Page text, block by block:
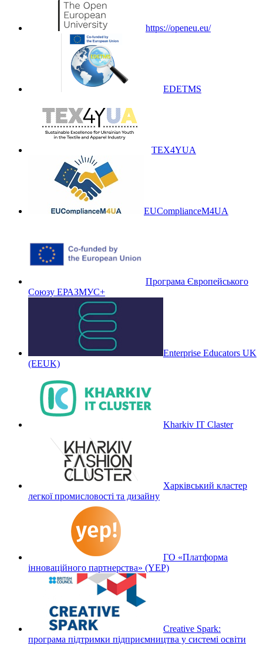
https://openeu.eu/
EDETMS
TEX4YUA
EUComplianceM4UA
Програма Європейського
Союзу ЕРАЗМУС+
Enterprise Educators UK
(EEUK)
Kharkiv IT Claster
Харківський кластер
легкої промисловості та дизайну
ГО «Платформа
інноваційного партнерства» (YEP)
Creative Spark:
програма підтримки підприємництва у системі освіти